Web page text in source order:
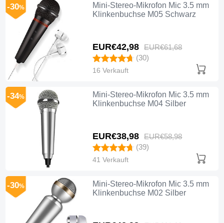
Mini-Stereo-Mikrofon Mic 3.5 mm
Klinkenbuchse M05 Schwarz
EUR€42,98 EUR€61,68
-30%
(30)
16 Verkauft
Mini-Stereo-Mikrofon Mic 3.5 mm
Klinkenbuchse M04 Silber
EUR€38,98 EUR€58,98
-34%
(39)
41 Verkauft
Mini-Stereo-Mikrofon Mic 3.5 mm
Klinkenbuchse M02 Silber
-30%